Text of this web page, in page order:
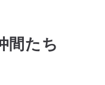
間たち